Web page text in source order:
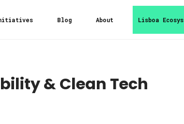
Blog About Lisboa
& Clean Tech